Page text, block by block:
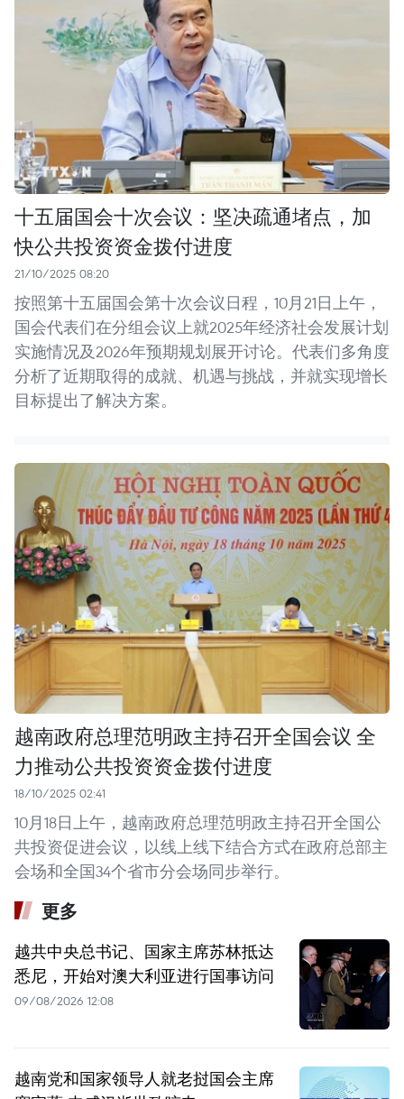
十五届国会十次会议：坚决疏通堵点，加
快公共投资资金拨付进度
21/10/2025 08:20
按照第十五届国会第十次会议日程，10月21日上午，
国会代表们在分组会议上就2025年经济社会发展计划
实施情况及2026年预期规划展开讨论。代表们多角度
分析了近期取得的成就、机遇与挑战，并就实现增长
目标提出了解决方案。
越南政府总理范明政主持召开全国会议 全
力推动公共投资资金拨付进度
18/10/2025 02:41
10月18日上午，越南政府总理范明政主持召开全国公
共投资促进会议，以线上线下结合方式在政府总部主
会场和全国34个省市分会场同步举行。
更多
越共中央总书记、国家主席苏林抵达
悉尼，开始对澳大利亚进行国事访问
09/08/2026 12:08
越南党和国家领导人就老挝国会主席